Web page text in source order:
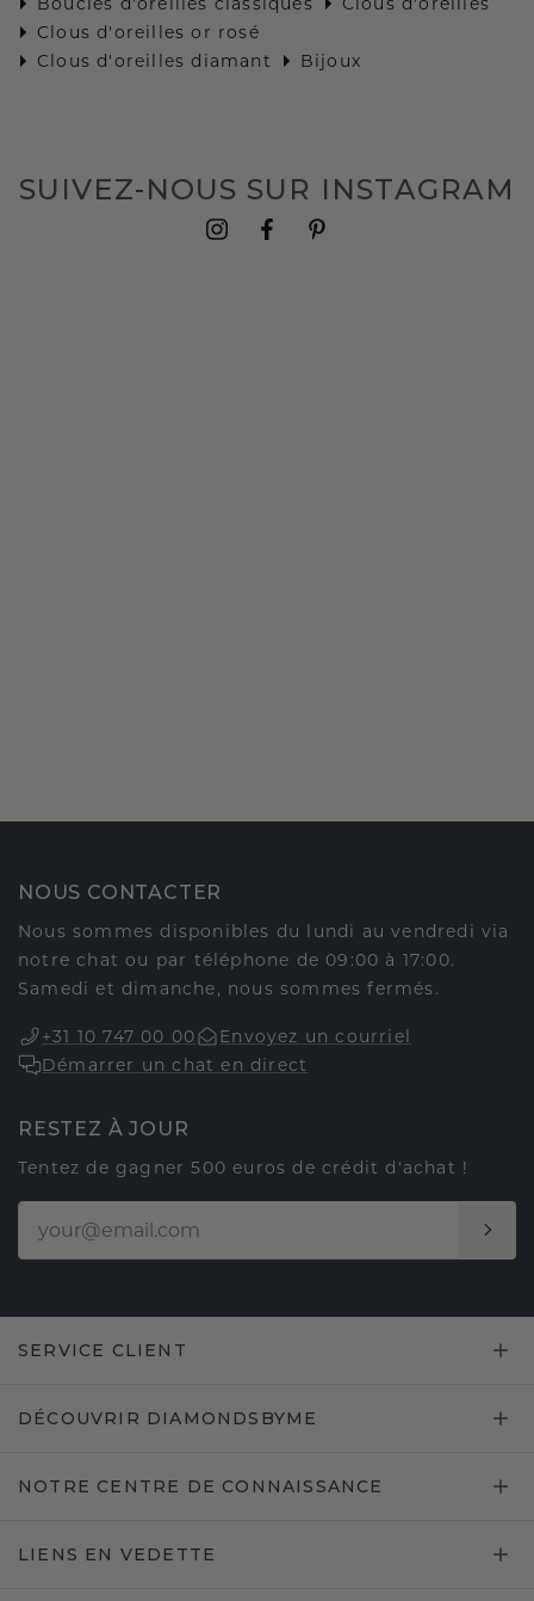
Clous d'oreilles or rosé
Clous d'oreilles diamant
Bijoux
SUIVEZ-NOUS SUR INSTAGRAM
NOUS CONTACTER
Nous sommes disponibles du lundi au vendredi via
notre chat ou par téléphone de 09:00 à 17:00.
Samedi et dimanche, nous sommes fermés.
+31 10 747 00 00
Envoyez un courriel
Démarrer un chat en direct
RESTEZ À JOUR
Tentez de gagner 500 euros de crédit d'achat !
SERVICE CLIENT
DÉCOUVRIR DIAMONDSBYME
NOTRE CENTRE DE CONNAISSANCE
LIENS EN VEDETTE